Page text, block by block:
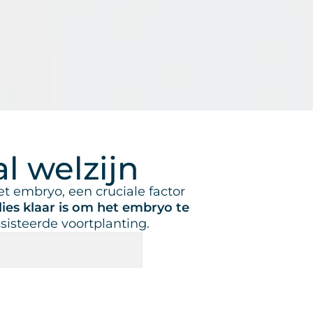
welzijn
embryo, een cruciale factor
klaar is om het embryo te
voortplanting.